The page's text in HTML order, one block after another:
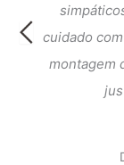
cuidado
montagem